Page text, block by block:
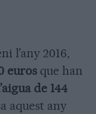
l’any 2016,
euros que han
de 144
aquest any